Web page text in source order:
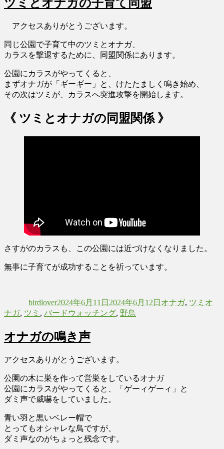
ツミとオナガの子育て同盟
アクセスありがとうございます。
同じ公園で子育て中のツミとオナガ、
カラスを撃退するために、同盟関係にあります。
公園にカラスがやってくると、
まずオナガが「ギーギー」と、けたたましく鳴き始め、
その次はツミが、カラスへ突進攻撃を開始します。
《 ツミとオナガの同盟関係 》
さすがのカラスも、この公園には近づけなくなりました。
無事に子育てが成功することを祈っています。
者
birdlover日:
2024年6月11日 2024年6月12日ゴ
オナガ, ツミ オ
ナガ, ツミ , バードウォッチング, 野鳥
オナガの鳴き声
アクセスありがとうございます。
公園の木に巣を作って営巣をしているオナガ
公園にカラスがやってくると、「ゲーィゲーィ」と
ダミ声で威嚇をしていました。
青い羽と黒いベレー帽で
とってもオシャレな鳥ですが、
ダミ声なのがちょっと残念です。